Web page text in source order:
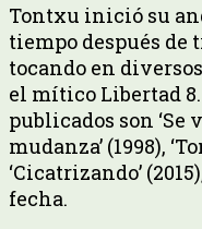
Tontxu inició su
tiempo después de
tocando en
el mítico Libertad
publicados son ‘Se
mudanza’ (1998),
‘Cicatrizando’
fecha.